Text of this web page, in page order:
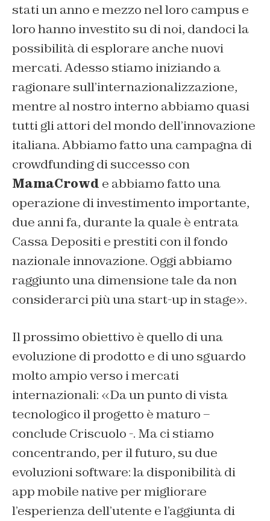
stati un anno e mezzo nel loro campus e
loro hanno investito su di noi, dandoci la
possibilità di esplorare anche nuovi
mercati. Adesso stiamo iniziando a
ragionare sull’internazionalizzazione,
mentre al nostro interno abbiamo quasi
tutti gli attori del mondo dell’innovazione
italiana. Abbiamo fatto una campagna di
crowdfunding di successo con
MamaCrowd e abbiamo fatto una
operazione di investimento importante,
due anni fa, durante la quale è entrata
Cassa Depositi e prestiti con il fondo
nazionale innovazione. Oggi abbiamo
raggiunto una dimensione tale da non
considerarci più una start-up in stage».
Il prossimo obiettivo è quello di una
evoluzione di prodotto e di uno sguardo
molto ampio verso i mercati
internazionali: «Da un punto di vista
tecnologico il progetto è maturo –
conclude Criscuolo -. Ma ci stiamo
concentrando, per il futuro, su due
evoluzioni software: la disponibilità di
app mobile native per migliorare
l’esperienza dell’utente e l’aggiunta di